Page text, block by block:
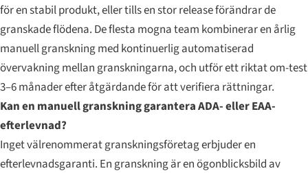
för en stabil produkt, eller tills en stor release förändrar de
granskade flödena. De flesta mogna team kombinerar en årlig
manuell granskning med kontinuerlig automatiserad
övervakning mellan granskningarna, och utför ett riktat om-test
3–6 månader efter åtgärdande för att verifiera rättningar.
Kan en manuell granskning garantera ADA- eller EAA-
efterlevnad?
Inget välrenommerat granskningsföretag erbjuder en
efterlevnadsgaranti. En granskning är en ögonblicksbild av